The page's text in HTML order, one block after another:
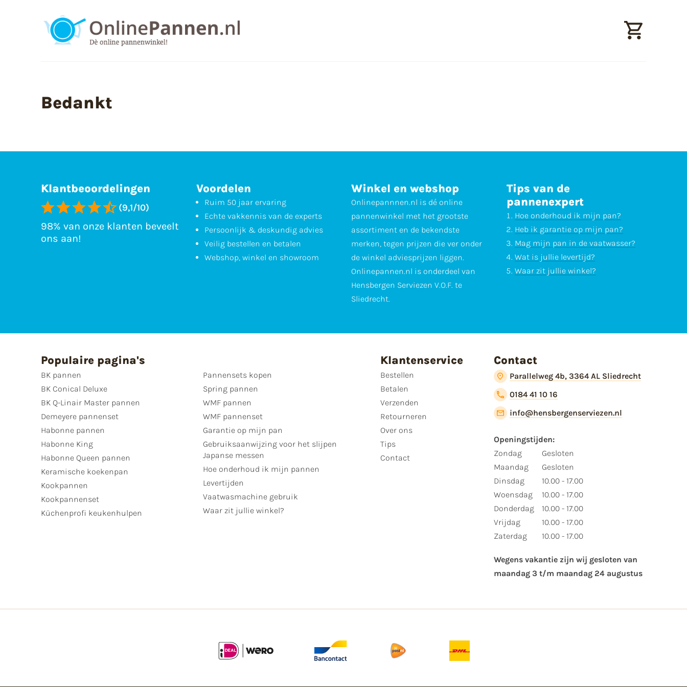
Bedankt
Klantbeoordelingen
(9,1/10)
98% van onze klanten beveelt
ons aan!
Voordelen
Ruim 50 jaar ervaring
Echte vakkennis van de experts
Persoonlijk & deskundig advies
Veilig bestellen en betalen
Webshop, winkel en showroom
Winkel en webshop
Onlinepannnen.nl is dé online
pannenwinkel met het grootste
assortiment en de bekendste
merken, tegen prijzen die ver onder
de winkel adviesprijzen liggen.
Onlinepannen.nl is onderdeel van
Hensbergen Serviezen V.O.F. te
Sliedrecht.
Tips van de
pannenexpert
Hoe onderhoud ik mijn pan?
Heb ik garantie op mijn pan?
Mag mijn pan in de vaatwasser?
Wat is jullie levertijd?
Waar zit jullie winkel?
Populaire pagina's
BK pannen
BK Conical Deluxe
BK Q-Linair Master pannen
Demeyere pannenset
Habonne pannen
Habonne King
Habonne Queen pannen
Keramische koekenpan
Kookpannen
Kookpannenset
Küchenprofi keukenhulpen
Pannensets kopen
Spring pannen
WMF pannen
WMF pannenset
Garantie op mijn pan
Gebruiksaanwijzing voor het slijpen
Japanse messen
Hoe onderhoud ik mijn pannen
Levertijden
Vaatwasmachine gebruik
Waar zit jullie winkel?
Klantenservice
Bestellen
Betalen
Verzenden
Retourneren
Over ons
Tips
Contact
Contact
Parallelweg 4b, 3364 AL Sliedrecht
0184 41 10 16
info@hensbergenserviezen.nl
Openingstijden:​
​Zondag
Maandag
Dinsdag
Woensdag
Donderdag
Vrijdag
Zaterdag
Gesloten
Gesloten
10.00 - 17.00
10.00 - 17.00
10.00 - 17.00
10.00 - 17.00
10.00 - 17.00
Wegens vakantie zijn wij gesloten van ​
maandag 3 t/m maandag 24 augustus